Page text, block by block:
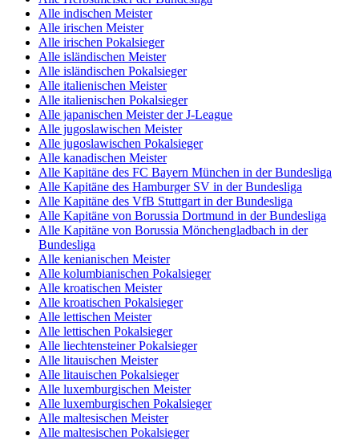
Alle indischen Meister
Alle irischen Meister
Alle irischen Pokalsieger
Alle isländischen Meister
Alle isländischen Pokalsieger
Alle italienischen Meister
Alle italienischen Pokalsieger
Alle japanischen Meister der J-League
Alle jugoslawischen Meister
Alle jugoslawischen Pokalsieger
Alle kanadischen Meister
Alle Kapitäne des FC Bayern München in der Bundesliga
Alle Kapitäne des Hamburger SV in der Bundesliga
Alle Kapitäne des VfB Stuttgart in der Bundesliga
Alle Kapitäne von Borussia Dortmund in der Bundesliga
Alle Kapitäne von Borussia Mönchengladbach in der
Bundesliga
Alle kenianischen Meister
Alle kolumbianischen Pokalsieger
Alle kroatischen Meister
Alle kroatischen Pokalsieger
Alle lettischen Meister
Alle lettischen Pokalsieger
Alle liechtensteiner Pokalsieger
Alle litauischen Meister
Alle litauischen Pokalsieger
Alle luxemburgischen Meister
Alle luxemburgischen Pokalsieger
Alle maltesischen Meister
Alle maltesischen Pokalsieger